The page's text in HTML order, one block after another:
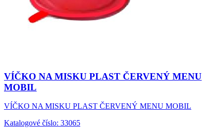
VÍČKO NA MISKU PLAST ČERVENÝ MENU
MOBIL
VÍČKO NA MISKU PLAST ČERVENÝ MENU MOBIL
Katalogové číslo: 33065